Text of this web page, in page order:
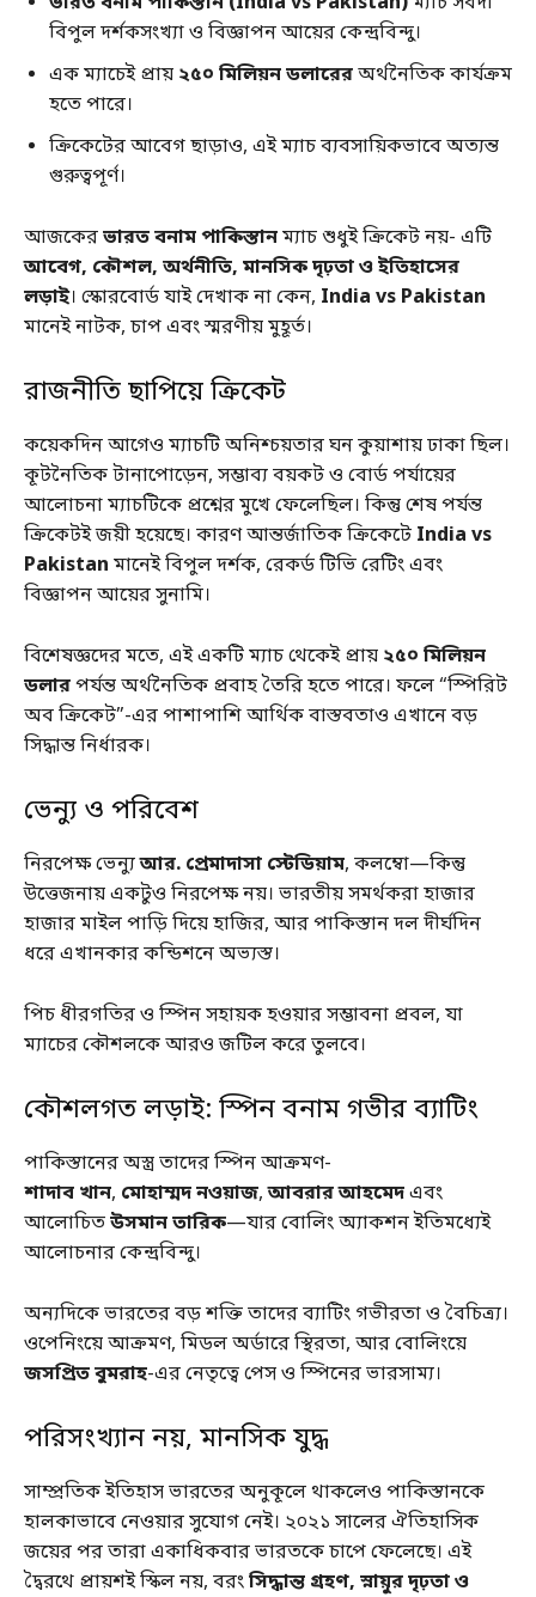
বিপুল দর্শকসংখ্যা ও বিজ্ঞাপন আয়ের কেন্দ্রবিন্দু।
এক ম্যাচেই প্রায় ২৫০ মিলিয়ন ডলারেরঅর্থনৈতিক কার্যক্রম
হতে পারে।
ক্রিকেটের আবেগ ছাড়াও, এই ম্যাচ ব্যবসায়িকভাবে অত্যন্ত
গুরুত্বপূর্ণ।
আজকেরভারত বনাম পাকিস্তানম্যাচ শুধুই ক্রিকেট নয়- এটি
আবেগ, কৌশল, অর্থনীতি, মানসিক দৃঢ়তা ও ইতিহাসের
লড়াই। স্কোরবোর্ড যাই দেখাক না কেন, India vs Pakistan
মানেই নাটক, চাপ এবং স্মরণীয় মুহূর্ত।
রাজনীতি ছাপিয়ে ক্রিকেট
কয়েকদিন আগেও ম্যাচটি অনিশ্চয়তার ঘন কুয়াশায় ঢাকা ছিল।
কূটনৈতিক টানাপোড়েন, সম্ভাব্য বয়কট ও বোর্ড পর্যায়ের
আলোচনা ম্যাচটিকে প্রশ্নের মুখে ফেলেছিল। কিন্তু শেষ পর্যন্ত
ক্রিকেটই জয়ী হয়েছে। কারণ আন্তর্জাতিক ক্রিকেটে India vs
Pakistan মানেই বিপুল দর্শক, রেকর্ড টিভি রেটিং এবং
বিজ্ঞাপন আয়ের সুনামি।
বিশেষজ্ঞদের মতে, এই একটি ম্যাচ থেকেই প্রায় ২৫০ মিলিয়ন
ডলারপর্যন্ত অর্থনৈতিক প্রবাহ তৈরি হতে পারে। ফলে “স্পিরিট
অব ক্রিকেট”-এর পাশাপাশি আর্থিক বাস্তবতাও এখানে বড়
সিদ্ধান্ত নির্ধারক।
ভেন্যু ও পরিবেশ
নিরপেক্ষ ভেন্যুআর. প্রেমাদাসা স্টেডিয়াম, কলম্বো—কিন্তু
উত্তেজনায় একটুও নিরপেক্ষ নয়। ভারতীয় সমর্থকরা হাজার
হাজার মাইল পাড়ি দিয়ে হাজির, আর পাকিস্তান দল দীর্ঘদিন
ধরে এখানকার কন্ডিশনে অভ্যস্ত।
পিচ ধীরগতির ও স্পিন সহায়ক হওয়ার সম্ভাবনা প্রবল, যা
ম্যাচের কৌশলকে আরও জটিল করে তুলবে।
কৌশলগত লড়াই: স্পিন বনাম গভীর ব্যাটিং
পাকিস্তানের অস্ত্র তাদের স্পিন আক্রমণ-
শাদাব খান, মোহাম্মদ নওয়াজ,আবরার আহমেদএবং
আলোচিতউসমান তারিক—যার বোলিং অ্যাকশন ইতিমধ্যেই
আলোচনার কেন্দ্রবিন্দু।
অন্যদিকে ভারতের বড় শক্তি তাদের ব্যাটিং গভীরতা ও বৈচিত্র্য।
ওপেনিংয়ে আক্রমণ, মিডল অর্ডারে স্থিরতা, আর বোলিংয়ে
জসপ্রিত বুমরাহ-এর নেতৃত্বে পেস ও স্পিনের ভারসাম্য।
পরিসংখ্যান নয়, মানসিক যুদ্ধ
সাম্প্রতিক ইতিহাস ভারতের অনুকূলে থাকলেও পাকিস্তানকে
হালকাভাবে নেওয়ার সুযোগ নেই। ২০২১ সালের ঐতিহাসিক
জয়ের পর তারা একাধিকবার ভারতকে চাপে ফেলেছে। এই
দ্বৈরথে প্রায়শই স্কিল নয়, বরংসিদ্ধান্ত গ্রহণ, স্নায়ুর দৃঢ়তা ও